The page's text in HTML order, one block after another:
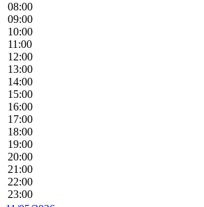
08:00
09:00
10:00
11:00
12:00
13:00
14:00
15:00
16:00
17:00
18:00
19:00
20:00
21:00
22:00
23:00